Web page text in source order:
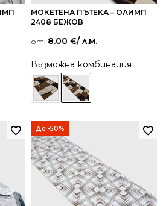
МОКЕТЕНА ПЪТЕКА – ОЛИМП
2408 БЕЖОВ
от: 8.00 €/ л.м.
Възможна комбинация
До -50%